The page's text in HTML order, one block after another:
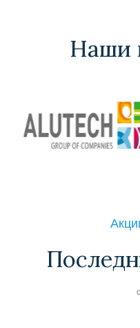
Наши